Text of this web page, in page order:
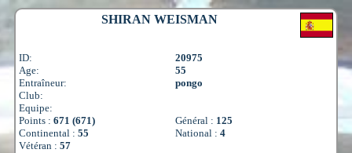
SHIRAN WEISMAN
ID:
20975
Age:
55
Entraîneur:
pongo
Club:
Equipe:
Points : 671 (671) Général : 125
Continental : 55 National : 4
Vétéran : 57